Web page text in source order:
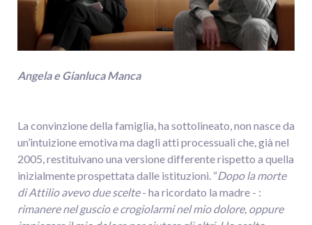
Angela e Gianluca Manca
La convinzione della famiglia, ha sottolineato, non nasce da
un’intuizione emotiva ma dagli atti processuali che, già nel
2005, restituivano una versione differente rispetto a quella
inizialmente prospettata dalle istituzioni. “Dopo la morte
di Attilio avevo due scelte- ha ricordato la madre - :
rimanere nel guscio e crogiolarmi nel mio dolore, oppure